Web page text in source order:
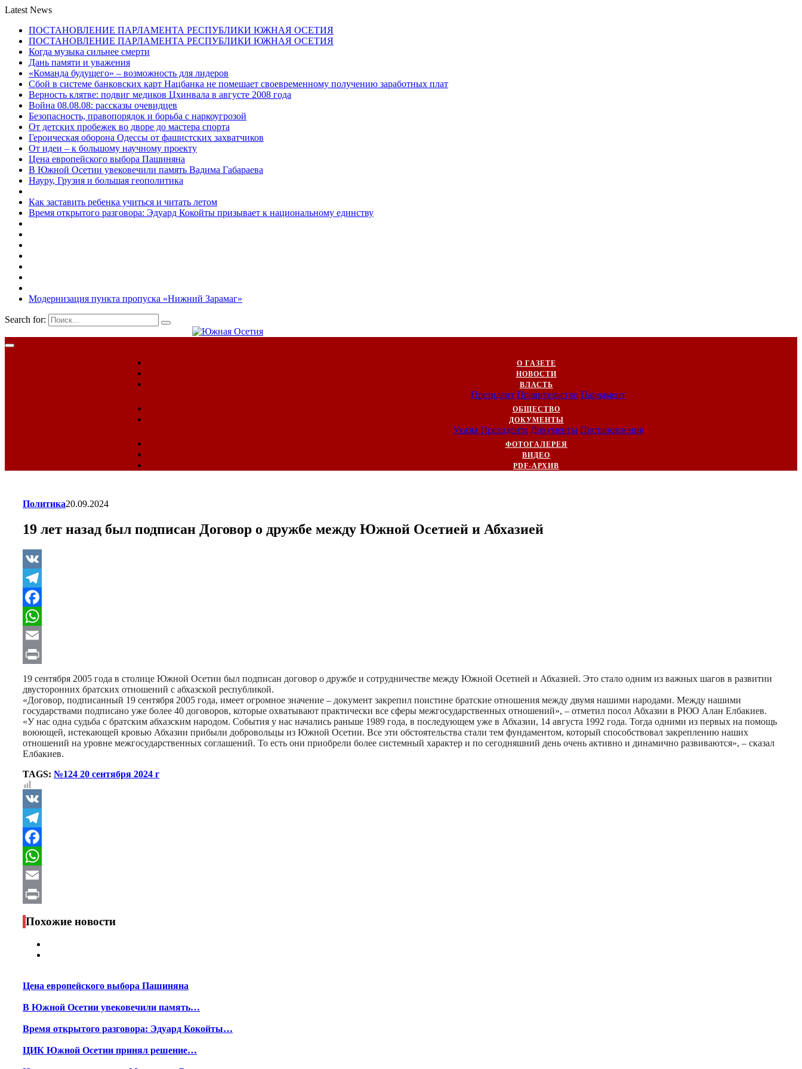
Latest News
ПОСТАНОВЛЕНИЕ ПАРЛАМЕНТА РЕСПУБЛИКИ ЮЖНАЯ ОСЕТИЯ
ПОСТАНОВЛЕНИЕ ПАРЛАМЕНТА РЕСПУБЛИКИ ЮЖНАЯ ОСЕТИЯ
Когда музыка сильнее смерти
Дань памяти и уважения
«Команда будущего» – возможность для лидеров
Сбой в системе банковских карт Нацбанка не помешает своевременному получению заработных плат
Верность клятве: подвиг медиков Цхинвала в августе 2008 года
Война 08.08.08: рассказы очевидцев
Безопасность, правопорядок и борьба с наркоугрозой
От детских пробежек во дворе до мастера спорта
Героическая оборона Одессы от фашистских захватчиков
От идеи – к большому научному проекту
Цена европейского выбора Пашиняна
В Южной Осетии увековечили память Вадима Габараева
Науру, Грузия и большая геополитика
Как заставить ребенка учиться и читать летом
Время открытого разговора: Эдуард Кокойты призывает к национальному единству
Модернизация пункта пропуска «Нижний Зарамаг»
Search for:
О ГАЗЕТЕ
НОВОСТИ
ВЛАСТЬ
Президент Правительство Парламент
ОБЩЕСТВО
ДОКУМЕНТЫ
Указы Президента Документы Постановления
ФОТОГАЛЕРЕЯ
ВИДЕО
PDF-АРХИВ
Политика20.09.2024
19 лет назад был подписан Договор о дружбе между Южной Осетией и Абхазией
VK
Telegram
Facebook
WhatsApp
Email
Print
19 сентября 2005 года в столице Южной Осетии был подписан договор о дружбе и сотрудничестве между Южной Осетией и Абхазией. Это стало одним из важных шагов в развитии
двусторонних братских отношений с абхазской республикой.
«Договор, подписанный 19 сентября 2005 года, имеет огромное значение – документ закрепил поистине братские отношения между двумя нашими народами. Между нашими
государствами подписано уже более 40 договоров, которые охватывают практически все сферы межгосударственных отношений», – отметил посол Абхазии в РЮО Алан Елбакиев.
«У нас одна судьба с братским абхазским народом. События у нас начались раньше 1989 года, в последующем уже в Абхазии, 14 августа 1992 года. Тогда одними из первых на помощь
воюющей, истекающей кровью Абхазии прибыли добровольцы из Южной Осетии. Все эти обстоятельства стали тем фундаментом, который способствовал закреплению наших
отношений на уровне межгосударственных соглашений. То есть они приобрели более системный характер и по сегодняшний день очень активно и динамично развиваются», – сказал
Елбакиев.
TAGS: №124 20 сентября 2024 г
VK
Telegram
Facebook
WhatsApp
Email
Print
Похожие новости
Цена европейского выбора Пашиняна
В Южной Осетии увековечили память…
Время открытого разговора: Эдуард Кокойты…
ЦИК Южной Осетии принял решение…